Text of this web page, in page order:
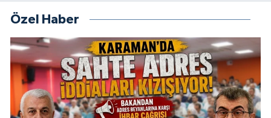
Özel Haber